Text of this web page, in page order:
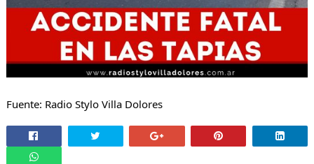
Fuente: Radio Stylo Villa Dolores